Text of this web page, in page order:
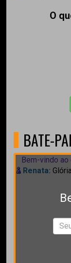
O
BATE-
Bem-vindo ao
Renata: